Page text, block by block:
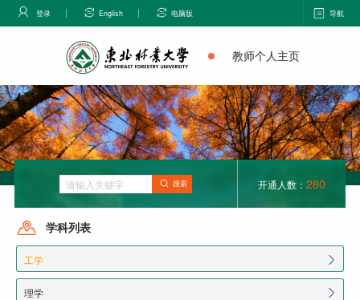
登录 English 电脑版 导航
教师个人主页
搜索 开通人数： 280
学科列表
工学
理学